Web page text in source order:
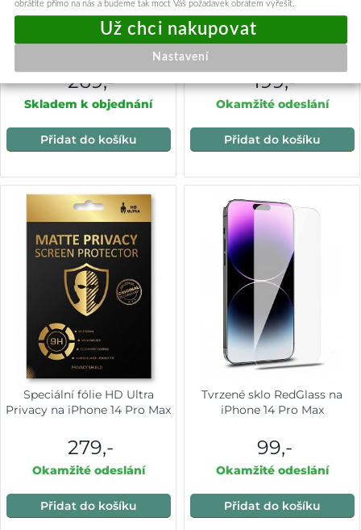
Techsuit TitanGlass FullCover
(2 ks) iPhone 14 Pro Max
269,-
Skladem k objednání
Přidat do košíku
Flexibilní sklo ESR na iPhone
14 Pro Max
199,-
Okamžité odeslání
Přidat do košíku
Speciální fólie HD Ultra
Privacy na iPhone 14 Pro Max
279,-
Okamžité odeslání
Přidat do košíku
Tvrzené sklo RedGlass na
iPhone 14 Pro Max
99,-
Okamžité odeslání
Přidat do košíku
obrátíte přímo na nás a budeme tak moct Váš požadavek obratem vyřešit.
Nastavení